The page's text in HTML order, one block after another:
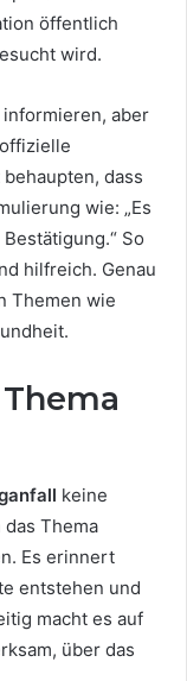
öffentlich
wird.
informieren, aber
dass
wie: „Es
So
hilfreich. Genau
Themen wie
keine
Thema
Es erinnert
entstehen und
macht es auf
über das